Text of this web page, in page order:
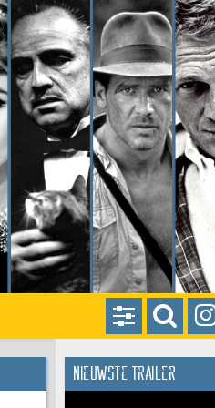
Nieuwste trailer